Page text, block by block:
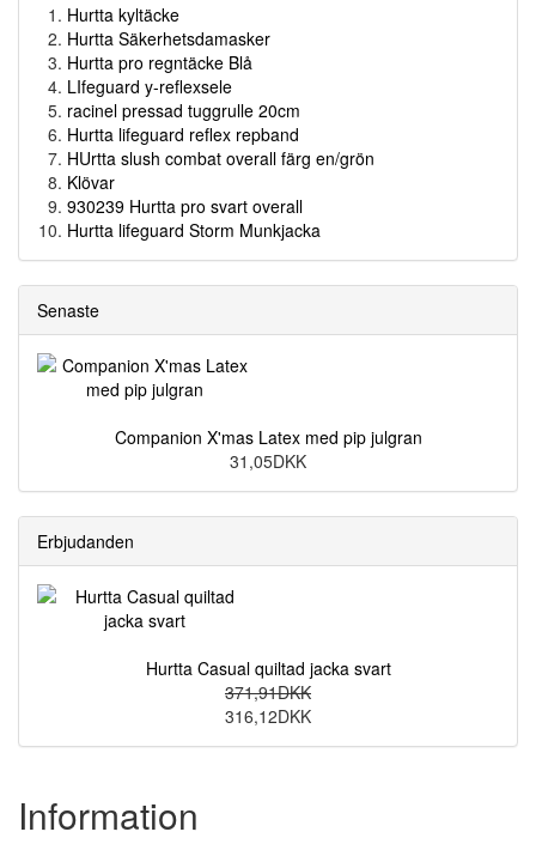
Hurtta kyltäcke
Hurtta Säkerhetsdamasker
Hurtta pro regntäcke Blå
LIfeguard y-reflexsele
racinel pressad tuggrulle 20cm
Hurtta lifeguard reflex repband
HUrtta slush combat overall färg en/grön
Klövar
930239 Hurtta pro svart overall
Hurtta lifeguard Storm Munkjacka
Senaste
Companion X'mas Latex med pip julgran
31,05DKK
Erbjudanden
Hurtta Casual quiltad jacka svart
371,91DKK
316,12DKK
Information